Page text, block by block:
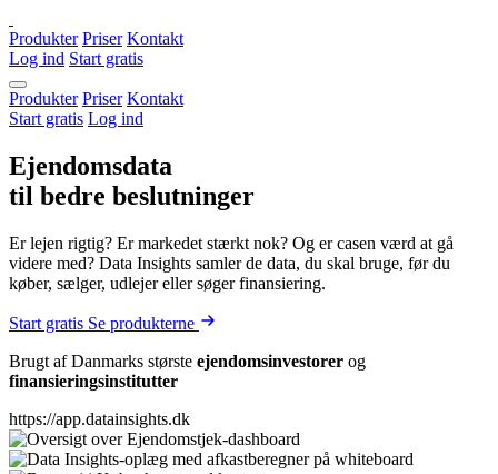
Produkter Priser Kontakt
Log ind Start gratis
Produkter Priser Kontakt
Start gratis Log ind
Ejendomsdata
til bedre beslutninger
Er lejen rigtig? Er markedet stærkt nok? Og er casen værd at gå
videre med? Data Insights samler de data, du skal bruge, før du
køber, sælger, udlejer eller søger finansiering.
Start gratis Se produkterne
Brugt af Danmarks største ejendomsinvestorer og
finansieringsinstitutter
https://app.datainsights.dk